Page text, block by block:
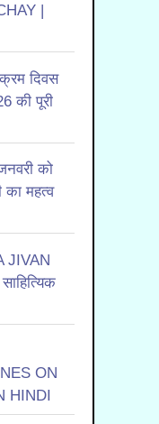
|
दिवस
की पूरी
को
का महत्व
JIVAN
ON
HINDI